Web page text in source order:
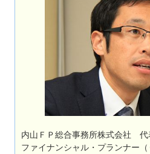
内山ＦＰ総合事務所株式会社 代
ファイナンシャル・プランナー